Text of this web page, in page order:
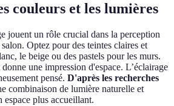
couleurs et les lumières
jouent un rôle crucial dans la perception
Optez pour des teintes claires et
le beige ou des pastels pour les murs.
une impression d'espace. L’éclairage
pensé. D'après les recherches
combinaison de lumière naturelle et
plus accueillant.